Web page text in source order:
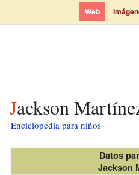
Web
Jackson
Enciclopedia para niños
Datos
Jackson